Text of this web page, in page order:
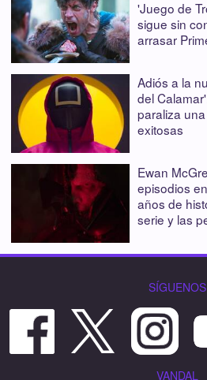
'Juego de
sigue sin
arrasar
Adiós a la
del
paraliza
exitosas
Ewan
episodios
años de
serie y las
SÍGUENOS
VANDAL